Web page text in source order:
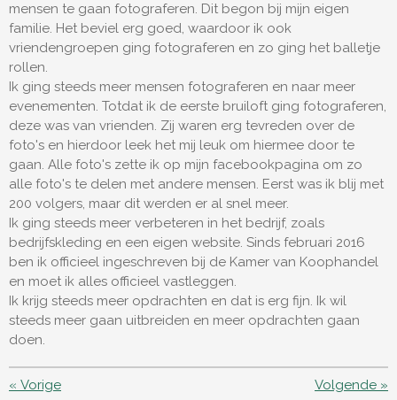
mensen te gaan fotograferen. Dit begon bij mijn eigen
familie. Het beviel erg goed, waardoor ik ook
vriendengroepen ging fotograferen en zo ging het balletje
rollen.
Ik ging steeds meer mensen fotograferen en naar meer
evenementen. Totdat ik de eerste bruiloft ging fotograferen,
deze was van vrienden. Zij waren erg tevreden over de
foto's en hierdoor leek het mij leuk om hiermee door te
gaan. Alle foto's zette ik op mijn facebookpagina om zo
alle foto's te delen met andere mensen. Eerst was ik blij met
200 volgers, maar dit werden er al snel meer.
Ik ging steeds meer verbeteren in het bedrijf, zoals
bedrijfskleding en een eigen website. Sinds februari 2016
ben ik officieel ingeschreven bij de Kamer van Koophandel
en moet ik alles officieel vastleggen.
Ik krijg steeds meer opdrachten en dat is erg fijn. Ik wil
steeds meer gaan uitbreiden en meer opdrachten gaan
doen.
« Vorige Volgende »